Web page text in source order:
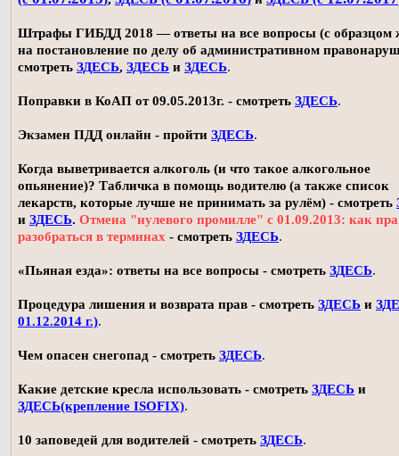
Штрафы ГИБДД 2018 — ответы на все вопросы (с образцом
на постановление по делу об административном
смотреть ЗДЕСЬ, ЗДЕСЬ и ЗДЕСЬ.
Поправки в КоАП от 09.05.2013г. - смотреть ЗДЕСЬ.
Экзамен ПДД онлайн - пройти ЗДЕСЬ.
Когда выветривается алкоголь (и что такое алкогольное
опьянение)? Табличка в помощь водителю (а также список
лекарств, которые лучше не принимать за рулём) - смотреть
и ЗДЕСЬ. Отмена "нулевого промилле" с 01.09.2013: как
разобраться в терминах - смотреть ЗДЕСЬ.
«Пьяная езда»: ответы на все вопросы - смотреть ЗДЕСЬ.
Процедура лишения и возврата прав - смотреть ЗДЕСЬ и
01.12.2014 г.).
Чем опасен снегопад - смотреть ЗДЕСЬ.
Какие детские кресла использовать - смотреть ЗДЕСЬ и
ЗДЕСЬ(крепление ISOFIX).
10 заповедей для водителей - смотреть ЗДЕСЬ.